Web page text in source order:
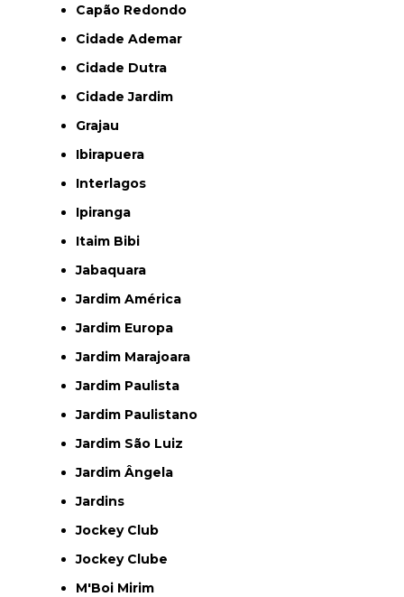
Capão Redondo
Cidade Ademar
Cidade Dutra
Cidade Jardim
Grajau
Ibirapuera
Interlagos
Ipiranga
Itaim Bibi
Jabaquara
Jardim América
Jardim Europa
Jardim Marajoara
Jardim Paulista
Jardim Paulistano
Jardim São Luiz
Jardim Ângela
Jardins
Jockey Club
Jockey Clube
M'Boi Mirim